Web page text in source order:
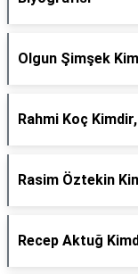
Olgun Şimşek
Rahmi Koç
Rasim Öztekin
Recep Aktuğ